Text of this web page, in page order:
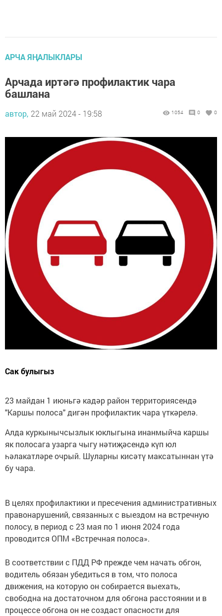
АРЧА ЯҢАЛЫКЛАРЫ
Арчада иртәгә профилактик чара
башлана
автор, 22 май 2024 - 19:58 1054 0 0
Сак булыгыз
23 майдан 1 июньгә кадәр район территориясендә
"Каршы полоса" дигән профилактик чара үткәрелә.
Алда куркынычсызлык юклыгына инанмыйча каршы
як полосага узарга чыгу нәтиҗәсендә күп юл
һәлакатләре очрый. Шуларны кисәтү максатыннан үтә
бу чара.
В целях профилактики и пресечения административных
правонарушений, связанных с выездом на встречную
полосу, в период с 23 мая по 1 июня 2024 года
проводится ОПМ «Встречная полоса».
В соответствии с ПДД РФ прежде чем начать обгон,
водитель обязан убедиться в том, что полоса
движения, на которую он собирается выехать,
свободна на достаточном для обгона расстоянии и в
процессе обгона он не создаст опасности для